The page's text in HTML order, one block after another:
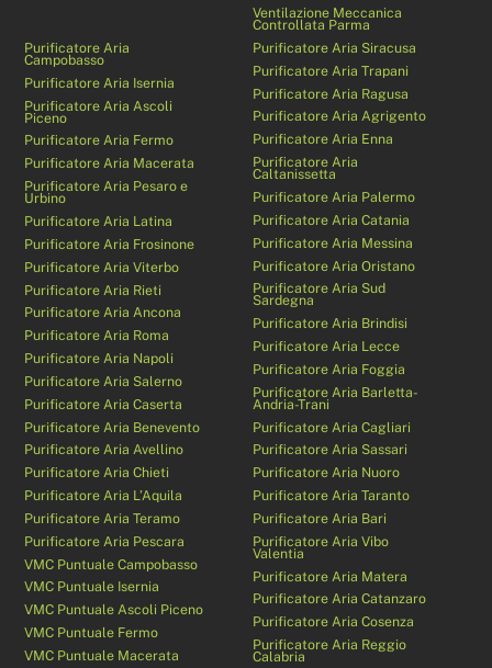
Ventilazione Meccanica
Controllata Parma
Purificatore Aria
Campobasso
Purificatore Aria Isernia
Purificatore Aria Ascoli
Piceno
Purificatore Aria Fermo
Purificatore Aria Macerata
Purificatore Aria Pesaro e
Urbino
Purificatore Aria Latina
Purificatore Aria Frosinone
Purificatore Aria Viterbo
Purificatore Aria Rieti
Purificatore Aria Ancona
Purificatore Aria Roma
Purificatore Aria Napoli
Purificatore Aria Salerno
Purificatore Aria Caserta
Purificatore Aria Benevento
Purificatore Aria Avellino
Purificatore Aria Chieti
Purificatore Aria L’Aquila
Purificatore Aria Teramo
Purificatore Aria Pescara
VMC Puntuale Campobasso
VMC Puntuale Isernia
VMC Puntuale Ascoli Piceno
VMC Puntuale Fermo
VMC Puntuale Macerata
Purificatore Aria Siracusa
Purificatore Aria Trapani
Purificatore Aria Ragusa
Purificatore Aria Agrigento
Purificatore Aria Enna
Purificatore Aria
Caltanissetta
Purificatore Aria Palermo
Purificatore Aria Catania
Purificatore Aria Messina
Purificatore Aria Oristano
Purificatore Aria Sud
Sardegna
Purificatore Aria Brindisi
Purificatore Aria Lecce
Purificatore Aria Foggia
Purificatore Aria Barletta-
Andria-Trani
Purificatore Aria Cagliari
Purificatore Aria Sassari
Purificatore Aria Nuoro
Purificatore Aria Taranto
Purificatore Aria Bari
Purificatore Aria Vibo
Valentia
Purificatore Aria Matera
Purificatore Aria Catanzaro
Purificatore Aria Cosenza
Purificatore Aria Reggio
Calabria